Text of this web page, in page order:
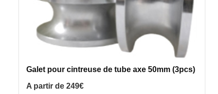
Galet pour cintreuse de tube axe 50mm (3pcs)
A partir de 249€
peuvent
choisies
du
produit